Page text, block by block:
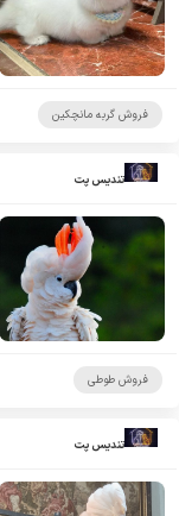
فروش گربه مانچکین
تندیس پت
فروش طوطی
تندیس پت